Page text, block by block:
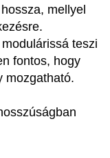
mellyel
teszi
fontos, hogy
mozgatható.